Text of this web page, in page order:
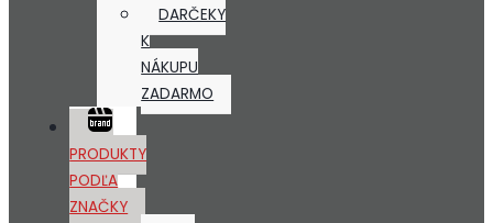
DARČEKY
K
NÁKUPU
ZADARMO
PRODUKTY
PODĽA
ZNAČKY